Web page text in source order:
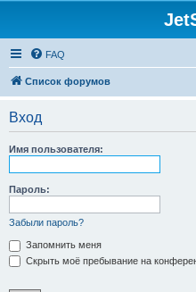
FAQ
Список форумов
Вход
Имя пользователя:
Пароль:
Забыли пароль?
Запомнить меня
Скрыть моё пребывание на